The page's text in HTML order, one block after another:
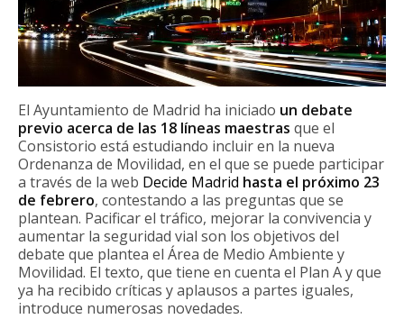
El Ayuntamiento de Madrid ha iniciado un debate
previo acerca de las 18 líneas maestras que el
Consistorio está estudiando incluir en la nueva
Ordenanza de Movilidad, en el que se puede participar
a través de la web Decide Madrid hasta el próximo 23
de febrero, contestando a las preguntas que se
plantean. Pacificar el tráfico, mejorar la convivencia y
aumentar la seguridad vial son los objetivos del
debate que plantea el Área de Medio Ambiente y
Movilidad. El texto, que tiene en cuenta el Plan A y que
ya ha recibido críticas y aplausos a partes iguales,
introduce numerosas novedades.